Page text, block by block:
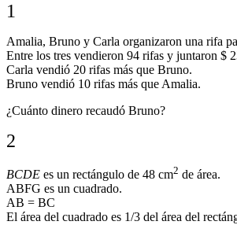
1
Amalia, Bruno y Carla organizaron una rifa
Entre los tres vendieron 94 rifas y juntaron $
Carla vendió 20 rifas más que Bruno.
Bruno vendió 10 rifas más que Amalia.
¿Cuánto dinero recaudó Bruno?
2
BCDE es un rectángulo de 48 cm2 de área.
ABFG es un cuadrado.
AB = BC
El área del cuadrado es 1/3 del área del